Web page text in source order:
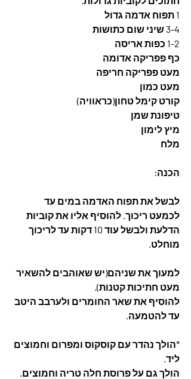
1 תפוח אדמה גדול
3-4 שיני שום כתושות
1-2 כפות אריסה
כף פפריקה אדומה
מעט פפריקה חריפה
מעט כמון
קורט קימל טחון(כראוויה)
טיפונת שמן
מיץ לימון
מלח
הכנה:
לבשל את תפוח האדמה במים עד
לכמעט ריכוך. להוסיף אליו את קוביות
הדלעת ולבשל עוד 10 דקות עד לריכוך
מוחלט.
למעוך את שניהם(יש שאוהבים להשאיר
מעט חתיכות קטנות).
להוסיף את שאר החומרים ולערבב היטב
עד להטמעה.
*הולך נהדר עם קוסקוס ומפרום וחמוצים
ליד.
הולך גם על פרוסת חלה טריה וחמוצים.